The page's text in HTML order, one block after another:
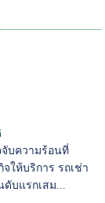
จับความร้อนที่
ให้บริการ รถเช่า
บแรกเสม...